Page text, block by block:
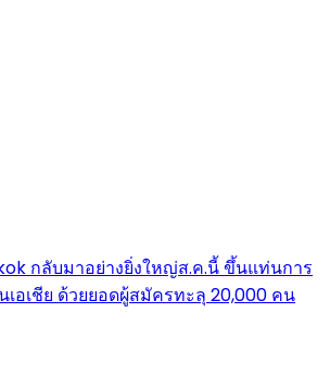
กลับมาอย่างยิ่งใหญ่ส.ค.นี้ ขึ้นแท่นการ
อเชีย ด้วยยอดผู้สมัครทะลุ 20,000 คน